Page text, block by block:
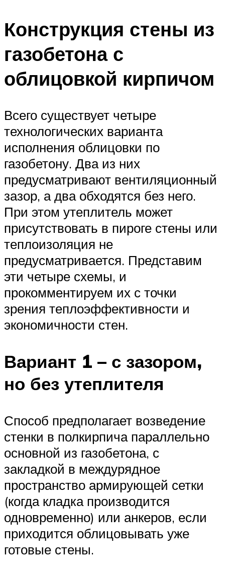
Конструкция стены из
газобетона с
облицовкой кирпичом
Всего существует четыре
технологических варианта
исполнения облицовки по
газобетону. Два из них
предусматривают вентиляционный
зазор, а два обходятся без него.
При этом утеплитель может
присутствовать в пироге стены или
теплоизоляция не
предусматривается. Представим
эти четыре схемы, и
прокомментируем их с точки
зрения теплоэффективности и
экономичности стен.
Вариант 1 – с зазором,
но без утеплителя
Способ предполагает возведение
стенки в полкирпича параллельно
основной из газобетона, с
закладкой в междурядное
пространство армирующей сетки
(когда кладка производится
одновременно) или анкеров, если
приходится облицовывать уже
готовые стены.